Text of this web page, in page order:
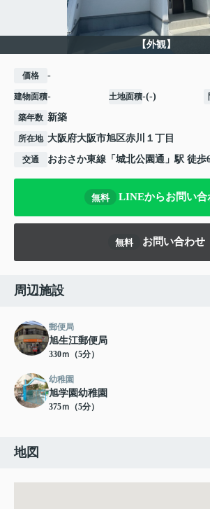
【外観】
価格 -
建物面積- 土地面積-(-)
築年数 新築
所在地 大阪府大阪市旭区赤川 １丁目
交通 おおさか東線 「 城北公園通 」駅 徒歩
無料 LINEからお問い合
無料 お問い合わせ
周辺施設
郵便局
旭生江郵便局
330ｍ（5分）
幼稚園
旭学園幼稚園
375ｍ（5分）
地図